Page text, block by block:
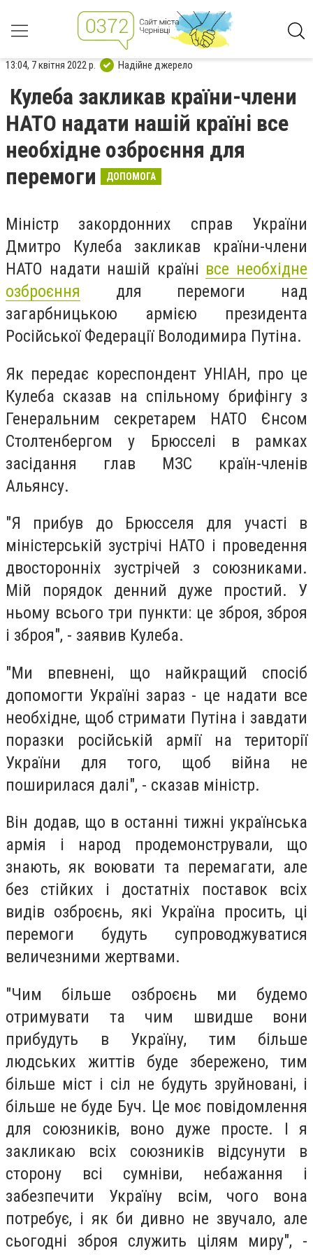
13:04, 7 квітня 2022 р. Надійне джерело
Кулеба закликав країни-члени
НАТО надати нашій країні все
необхідне озброєння для
перемоги
ДОПОМОГА
Міністр закордонних справ України
Дмитро Кулеба закликав країни-члени
НАТО надати нашій країні все необхідне
озброєння для перемоги над
загарбницькою армією президента
Російської Федерації Володимира Путіна.
Як передає кореспондент УНІАН, про це
Кулеба сказав на спільному брифінгу з
Генеральним секретарем НАТО Єнсом
Столтенбергом у Брюсселі в рамках
засідання глав МЗС країн-членів
Альянсу.
"Я прибув до Брюсселя для участі в
міністерській зустрічі НАТО і проведення
двосторонніх зустрічей з союзниками.
Мій порядок денний дуже простий. У
ньому всього три пункти: це зброя, зброя
і зброя", - заявив Кулеба.
"Ми впевнені, що найкращий спосіб
допомогти Україні зараз - це надати все
необхідне, щоб стримати Путіна і завдати
поразки російській армії на території
України для того, щоб війна не
поширилася далі", - сказав міністр.
Він додав, що в останні тижні українська
армія і народ продемонстрували, що
знають, як воювати та перемагати, але
без стійких і достатніх поставок всіх
видів озброєнь, які Україна просить, ці
перемоги будуть супроводжуватися
величезними жертвами.
"Чим більше озброєнь ми будемо
отримувати та чим швидше вони
прибудуть в Україну, тим більше
людських життів буде збережено, тим
більше міст і сіл не будуть зруйновані, і
більше не буде Буч. Це моє повідомлення
для союзників, воно дуже просте. І я
закликаю всіх союзників відсунути в
сторону всі сумніви, небажання і
забезпечити Україну всім, чого вона
потребує, і як би дивно не звучало, але
сьогодні зброя служить цілям миру", -